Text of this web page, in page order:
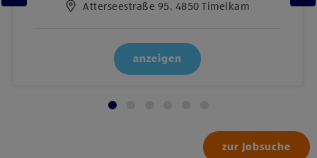
Atterseestraße 95, 4850 Timelkam
anzeigen
zur Jobsuche